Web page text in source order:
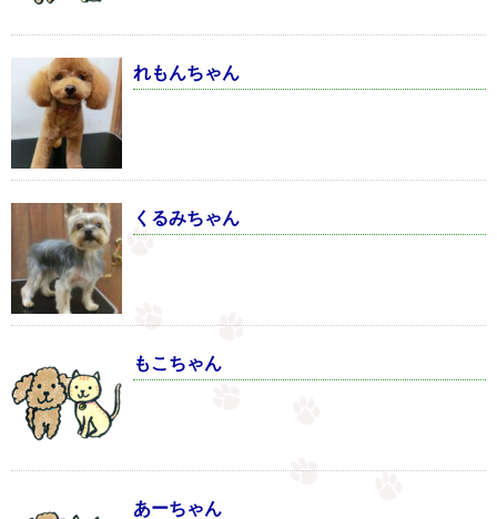
れもんちゃん
くるみちゃん
もこちゃん
あーちゃん